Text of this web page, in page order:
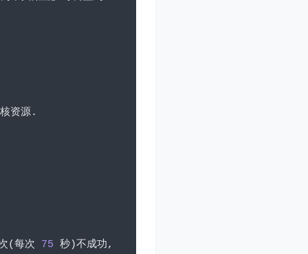
资源.
(每次 75 秒)不成功,